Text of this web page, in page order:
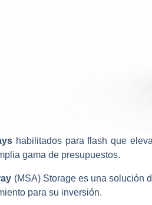
habilitados para flash que
gama de presupuestos.
(MSA) Storage es una solución
para su inversión.